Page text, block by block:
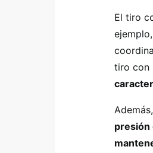
El tiro
tiro con
presión